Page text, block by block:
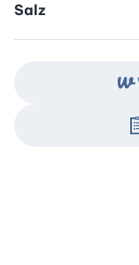
Salz